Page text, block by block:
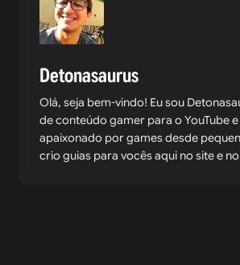
Detonasaurus
Olá, seja bem-vindo! Eu sou
de conteúdo gamer para o YouTube
apaixonado por games desde
crio guias para vocês aqui no site e no